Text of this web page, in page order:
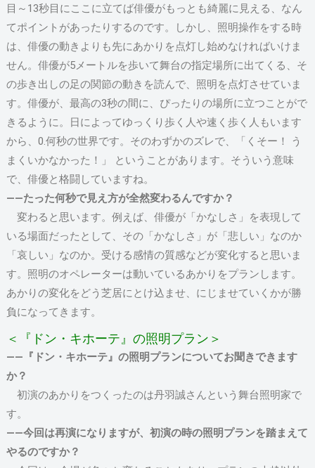
目～13秒目にここに立てば俳優がもっとも綺麗に見える、なん
てポイントがあったりするのです。しかし、照明操作をする時
は、俳優の動きよりも先にあかりを点灯し始めなければいけま
せん。俳優が5メートルを歩いて舞台の指定場所に出てくる、そ
の歩き出しの足の関節の動きを読んで、照明を点灯させていま
す。俳優が、最高の3秒の間に、ぴったりの場所に立つことがで
きるように。日によってゆっくり歩く人や速く歩く人もいます
から、0.何秒の世界です。そのわずかのズレで、「くそー！ う
まくいかなかった！」 ということがあります。そういう意味
で、俳優と格闘していますね。
――たった何秒で見え方が全然変わるんですか？
変わると思います。例えば、俳優が「かなしさ」を表現して
いる場面だったとして、その「かなしさ」が「悲しい」なのか
「哀しい」なのか。受ける感情の質感などが変化すると思いま
す。照明のオペレーターは動いているあかりをプランします。
あかりの変化をどう芝居にとけ込ませ、にじませていくかが勝
負になってきます。
＜『ドン・キホーテ』の照明プラン＞
――『ドン・キホーテ』の照明プランについてお聞きできます
か？
初演のあかりをつくったのは丹羽誠さんという舞台照明家で
す。
――今回は再演になりますが、初演の時の照明プランを踏まえて
やるのですか？